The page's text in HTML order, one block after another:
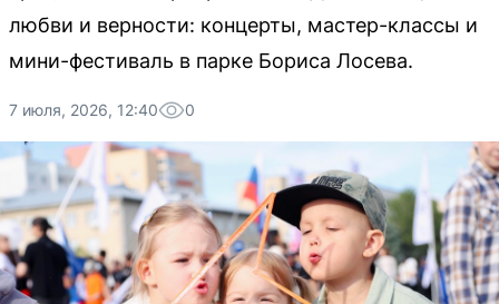
любви и верности: концерты, мастер-классы и
мини-фестиваль в парке Бориса Лосева.
7 июля, 2026, 12:40 0